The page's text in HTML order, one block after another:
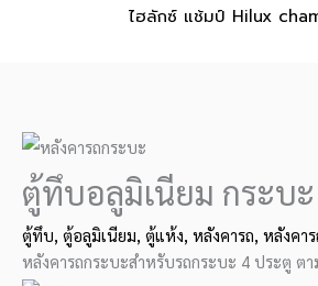
ไฮลักซ์ แช้มป์ Hilux
ตู้ทึบอลูมิเนียม กระบ
ตู้ทึบ ตู้อลูมิเนียม ตู้แห้ง หลังคารถ หลังคา
หลังคารถกระบะสำหรับรถกระบะ 4 ประตู ต